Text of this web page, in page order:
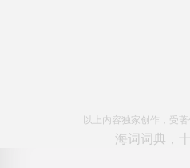
以上内容独家创作，受
海词词典，